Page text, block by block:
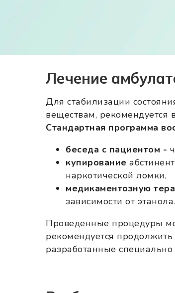
Лечение
Для стабилизации
веществам,
Стандартная программа
беседа с пациентом -
купирование
наркотической ломки,
медикаментозную
зависимости от этанола.
Проведенные процедуры
рекомендуется
разработанные